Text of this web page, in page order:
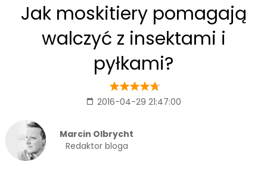
Jak moskitiery pomagają
walczyć z insektami i
pyłkami?
2016-04-29 21:47:00
Marcin Olbrycht
Redaktor bloga